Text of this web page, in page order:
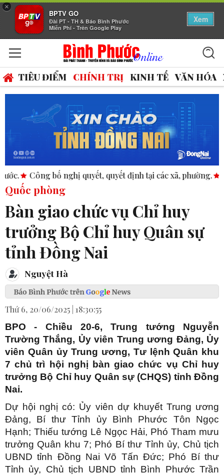
×
BPTV GO
Đài PT - TH & Báo Bình Phước
Miễn Phí - Trên Google Play
Xem
TIÊU ĐIỂM CHÍNH TRỊ KINH TẾ VĂN HÓA
quyết định tại các xã, phường. ASEAN thúc đẩy bình
Quốc phòng
Bàn giao chức vụ Chỉ huy
trưởng Bộ Chỉ huy Quân sự
tỉnh Đồng Nai
Nguyệt Hà
Thứ 6, 20/06/2025 | 18:30:55
BPO - Chiều 20-6, Trung tướng Nguyễn
Trường Thắng, Ủy viên Trung ương Đảng, Ủy
viên Quân ủy Trung ương, Tư lệnh Quân khu
7 chủ trì hội nghị bàn giao chức vụ Chỉ huy
trưởng Bộ Chỉ huy Quân sự (CHQS) tỉnh Đồng
Nai.
Dự hội nghị có: Ủy viên dự khuyết Trung ương
Đảng, Bí thư Tỉnh ủy Bình Phước Tôn Ngọc
Hạnh; Thiếu tướng Lê Ngọc Hải, Phó Tham mưu
trưởng Quân khu 7; Phó Bí thư Tỉnh ủy, Chủ tịch
UBND tỉnh Đồng Nai Võ Tấn Đức; Phó Bí thư
Tỉnh ủy, Chủ tịch UBND tỉnh Bình Phước Trần